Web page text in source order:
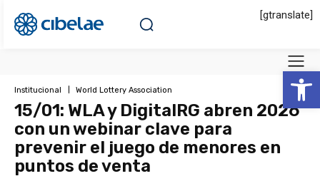
Abrir
[gtranslate]
Institucional World Lottery Association
15/01: WLA y DigitalRG abren 2026
con un webinar clave para
prevenir el juego de menores en
puntos de venta